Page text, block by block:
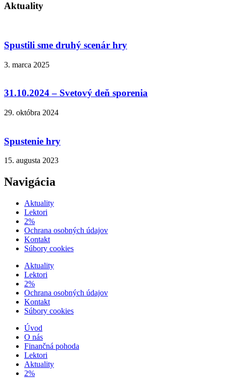
Aktuality
Spustili sme druhý scenár hry
3. marca 2025
31.10.2024 – Svetový deň sporenia
29. októbra 2024
Spustenie hry
15. augusta 2023
Navigácia
Aktuality
Lektori
2%
Ochrana osobných údajov
Kontakt
Súbory cookies
Aktuality
Lektori
2%
Ochrana osobných údajov
Kontakt
Súbory cookies
Úvod
O nás
Finančná pohoda
Lektori
Aktuality
2%